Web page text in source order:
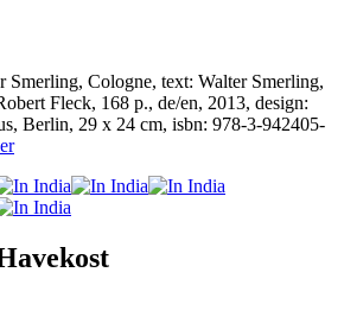
Smerling, Cologne, text: Walter Smerling,
Fleck, 168 p., de/en, 2013, design:
Berlin, 29 x 24 cm, isbn: 978-3-942405-